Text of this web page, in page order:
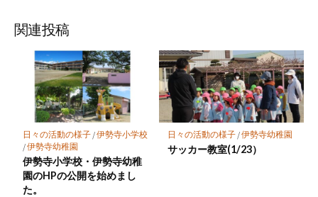
ア
マ
ー
ク
に
保
存
関連投稿
日々の活動の様子/伊勢寺小学校
/伊勢寺幼稚園
伊勢寺小学校・伊勢寺幼稚
園のHPの公開を始めまし
た。
日々の活動の様子/伊勢寺幼稚園
サッカー教室(1/23）